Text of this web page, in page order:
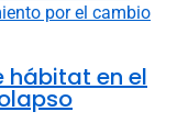
hábitat en el